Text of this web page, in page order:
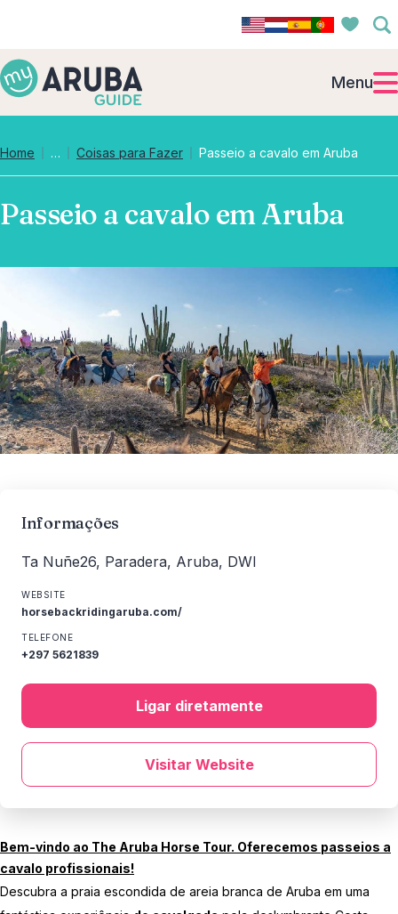
Menu
Home … Collapsed breadcrumb levels
Coisas para Fazer Passeio a cavalo em Aruba
Passeio a cavalo em Aruba
Bem-vindo ao The Aruba Horse Tour. Oferecemos passeios a
cavalo profissionais!
Descubra a praia escondida de areia branca de Aruba em uma
Informações
Ta Nuñe26, Paradera, Aruba, DWI
WEBSITE
horsebackridingaruba.com/
TELEFONE
+297 5621839
Ligar diretamente
Visitar Website